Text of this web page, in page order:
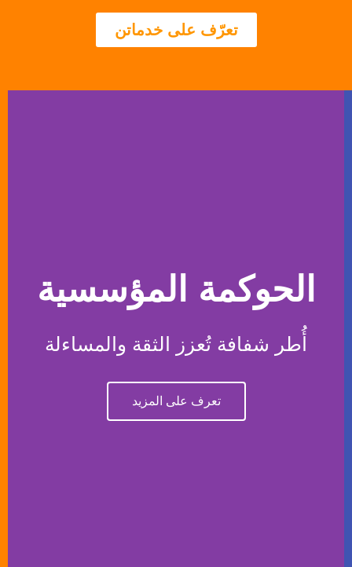
تعرّف على خدماتن
الحوكمة المؤسسية
أُطر شفافة تُعزز الثقة والمساءلة
تعرف على المزيد